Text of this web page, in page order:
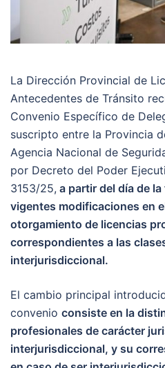
La Dirección Provincial de
Antecedentes de Tránsito
Convenio Específico de
suscripto entre la Provincia
Agencia Nacional de
por Decreto del Poder
3153/25, a partir del día de
vigentes modificaciones en
otorgamiento de licencias
correspondientes a las
interjurisdiccional.
El cambio principal
convenio consiste en la
profesionales de carácter
interjurisdiccional, y su